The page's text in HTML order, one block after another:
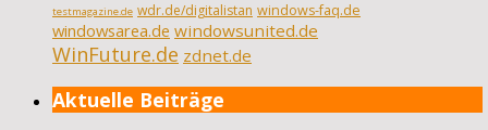
testmagazine.de wdr.de/digitalistan windows-faq.de
windowsarea.de windowsunited.de
WinFuture.de zdnet.de
Aktuelle Beiträge